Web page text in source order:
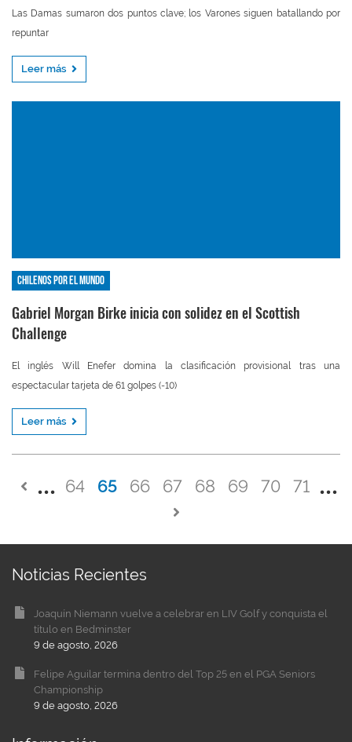
Las Damas sumaron dos puntos clave; los Varones siguen batallando por
repuntar
Leer más
Chilenos por el mundo
Gabriel Morgan Birke inicia con solidez en el Scottish
Challenge
El inglés Will Enefer domina la clasificación provisional tras una
espectacular tarjeta de 61 golpes (-10)
Leer más
64 65 66 67 68 69 70 71
Noticias Recientes
Joaquín Niemann vuelve a celebrar en LIV Golf y conquista el
título en Bedminster
9 de agosto, 2026
Felipe Aguilar termina dentro del Top 25 en el PGA Seniors
Championship
9 de agosto, 2026